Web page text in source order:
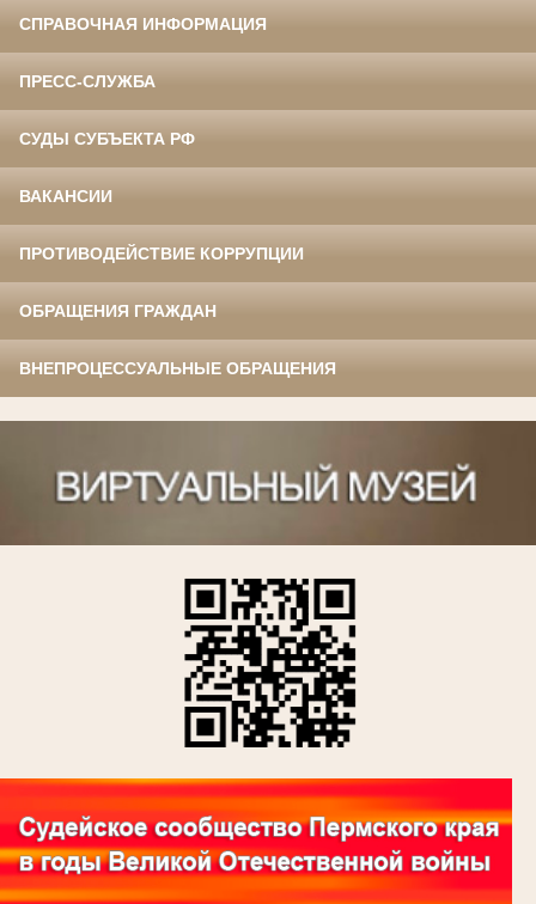
СПРАВОЧНАЯ ИНФОРМАЦИЯ
ПРЕСС-СЛУЖБА
СУДЫ СУБЪЕКТА РФ
ВАКАНСИИ
ПРОТИВОДЕЙСТВИЕ КОРРУПЦИИ
ОБРАЩЕНИЯ ГРАЖДАН
ВНЕПРОЦЕССУАЛЬНЫЕ ОБРАЩЕНИЯ